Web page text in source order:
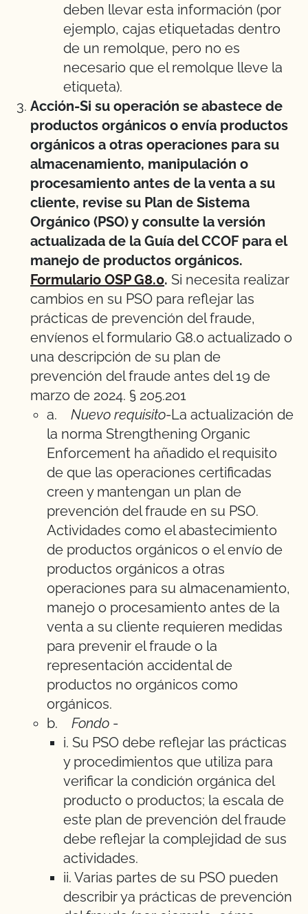
deben llevar esta información (por
ejemplo, cajas etiquetadas dentro
de un remolque, pero no es
necesario que el remolque lleve la
etiqueta).
Acción-Si su operación se abastece de
productos orgánicos o envía productos
orgánicos a otras operaciones para su
almacenamiento, manipulación o
procesamiento antes de la venta a su
cliente, revise su Plan de Sistema
Orgánico (PSO) y consulte la versión
actualizada de la Guía del CCOF para el
manejo de productos orgánicos.
Formulario OSP G8.0. Si necesita realizar
cambios en su PSO para reflejar las
prácticas de prevención del fraude,
envíenos el formulario G8.0 actualizado o
una descripción de su plan de
prevención del fraude antes del 19 de
marzo de 2024. § 205.201
a. Nuevo requisito-La actualización de
la norma Strengthening Organic
Enforcement ha añadido el requisito
de que las operaciones certificadas
creen y mantengan un plan de
prevención del fraude en su PSO.
Actividades como el abastecimiento
de productos orgánicos o el envío de
productos orgánicos a otras
operaciones para su almacenamiento,
manejo o procesamiento antes de la
venta a su cliente requieren medidas
para prevenir el fraude o la
representación accidental de
productos no orgánicos como
orgánicos.
b. Fondo -
i. Su PSO debe reflejar las prácticas
y procedimientos que utiliza para
verificar la condición orgánica del
producto o productos; la escala de
este plan de prevención del fraude
debe reflejar la complejidad de sus
actividades.
ii. Varias partes de su PSO pueden
describir ya prácticas de prevención